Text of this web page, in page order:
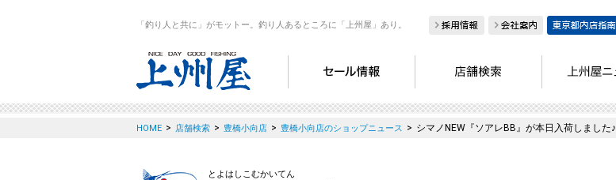
「釣り人と共に」がモットー。釣り人あるところに「上州屋」あり。
HOME > 店舗検索 > 豊橋小向店 > 豊橋小向店のショップニュース > シマノNEW『ソアレBB』が本日入荷しました♪
とよはしこむかいてん